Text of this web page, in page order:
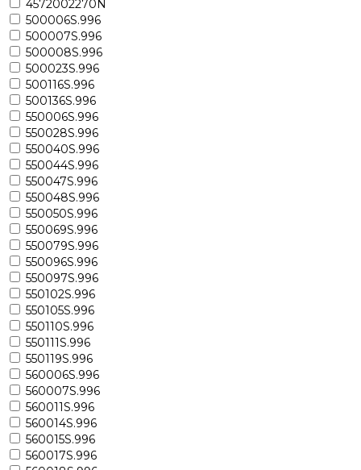
4572002270N
500006S.996
500007S.996
500008S.996
500023S.996
500116S.996
500136S.996
550006S.996
550028S.996
550040S.996
550044S.996
550047S.996
550048S.996
550050S.996
550069S.996
550079S.996
550096S.996
550097S.996
550102S.996
550105S.996
550110S.996
550111S.996
550119S.996
560006S.996
560007S.996
560011S.996
560014S.996
560015S.996
560017S.996